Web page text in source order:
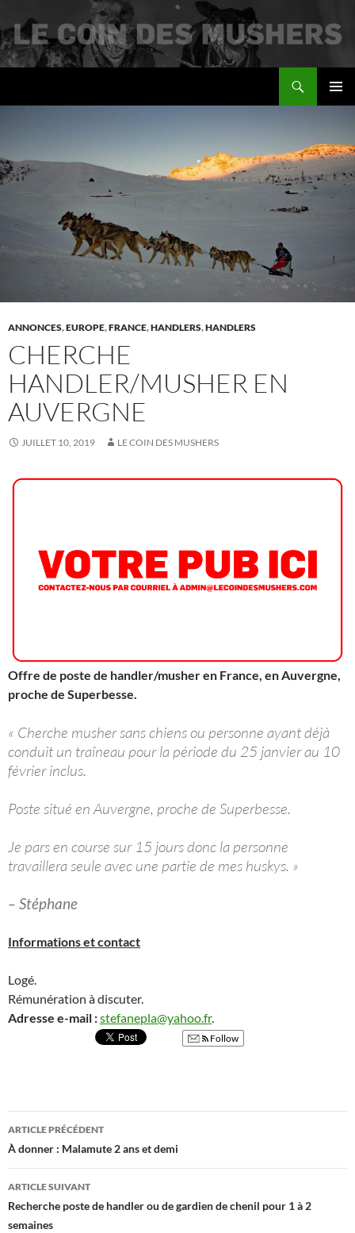
ANNONCES,EUROPE,FRANCE,HANDLERS,HANDLERS
CHERCHE
HANDLER/MUSHER EN
AUVERGNE
JUILLET 10, 2019 LE COIN DES MUSHERS
Offre de poste de handler/musher en France, en Auvergne,
proche de Superbesse.
« Cherche musher sans chiens ou personne ayant déjà
conduit un traîneau pour la période du 25 janvier au 10
février inclus.
Poste situé en Auvergne, proche de Superbesse.
Je pars en course sur 15 jours donc la personne
travaillera seule avec une partie de mes huskys. »
– Stéphane
Informations et contact
Logé.
Rémunération à discuter.
Adresse e-mail :stefanepla@yahoo.fr.
Follow
Navigation
des
articles
ARTICLE PRÉCÉDENT
À donner : Malamute 2 ans et demi
ARTICLE SUIVANT
Recherche poste de handler ou de gardien de chenil pour 1 à 2
semaines